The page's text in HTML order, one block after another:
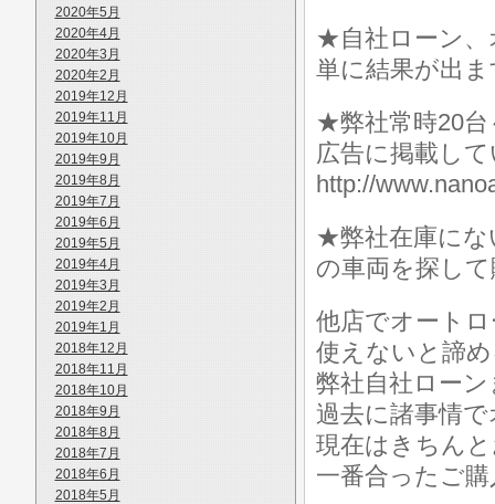
2020年5月
2020年4月
2020年3月
2020年2月
2019年12月
2019年11月
2019年10月
2019年9月
2019年8月
2019年7月
2019年6月
2019年5月
2019年4月
2019年3月
2019年2月
2019年1月
2018年12月
2018年11月
2018年10月
2018年9月
2018年8月
2018年7月
2018年6月
2018年5月
★自社ローン、
単に結果が出
★弊社常時20台
広告に掲載し
http://
★弊社在庫にな
の車両を探し
他店でオート
使えないと諦
弊社自社ロー
過去に諸事情
現在はきちん
一番合ったご